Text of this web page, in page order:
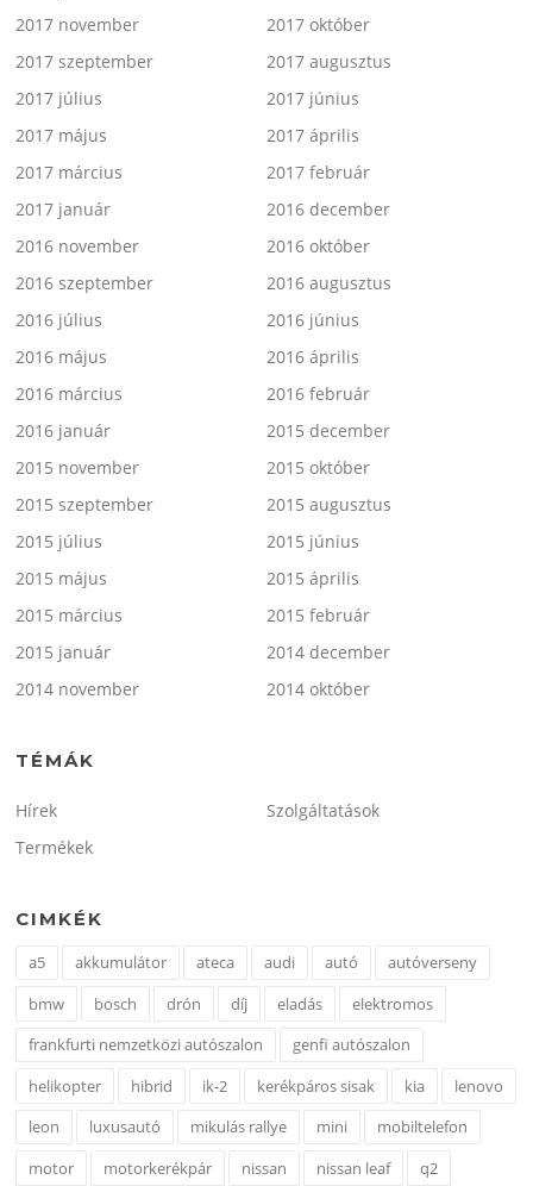
2017 november
2017 október
2017 szeptember
2017 augusztus
2017 július
2017 június
2017 május
2017 április
2017 március
2017 február
2017 január
2016 december
2016 november
2016 október
2016 szeptember
2016 augusztus
2016 július
2016 június
2016 május
2016 április
2016 március
2016 február
2016 január
2015 december
2015 november
2015 október
2015 szeptember
2015 augusztus
2015 július
2015 június
2015 május
2015 április
2015 március
2015 február
2015 január
2014 december
2014 november
2014 október
TÉMÁK
Hírek
Szolgáltatások
Termékek
CIMKÉK
a5 akkumulátor ateca audi autó
autóverseny
bmw
bosch drón díj eladás
elektromos
frankfurti nemzetközi autószalon
genfi autószalon
helikopter
hibrid ik-2 kerékpáros sisak kia
lenovo
leon
luxusautó mikulás rallye mini
mobiltelefon
motor
motorkerékpár nissan nissan leaf q2